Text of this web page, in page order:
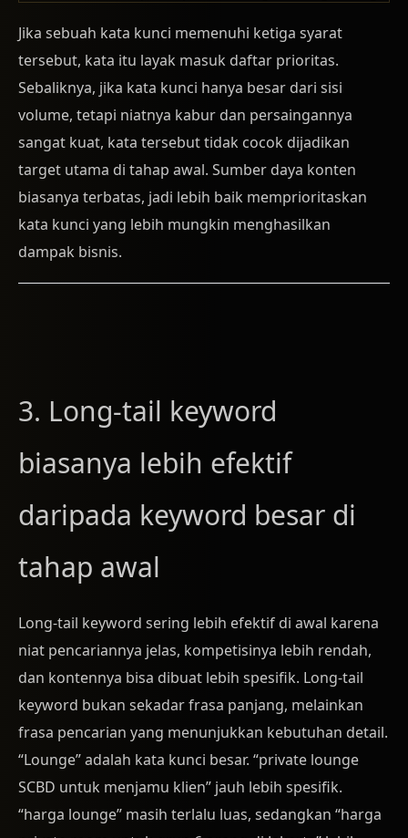
Jika sebuah kata kunci memenuhi ketiga syarat
tersebut, kata itu layak masuk daftar prioritas.
Sebaliknya, jika kata kunci hanya besar dari sisi
volume, tetapi niatnya kabur dan persaingannya
sangat kuat, kata tersebut tidak cocok dijadikan
target utama di tahap awal. Sumber daya konten
biasanya terbatas, jadi lebih baik memprioritaskan
kata kunci yang lebih mungkin menghasilkan
dampak bisnis.
3. Long-tail keyword
biasanya lebih efektif
daripada keyword besar di
tahap awal
Long-tail keyword sering lebih efektif di awal karena
niat pencariannya jelas, kompetisinya lebih rendah,
dan kontennya bisa dibuat lebih spesifik. Long-tail
keyword bukan sekadar frasa panjang, melainkan
frasa pencarian yang menunjukkan kebutuhan detail.
“Lounge” adalah kata kunci besar. “private lounge
SCBD untuk menjamu klien” jauh lebih spesifik.
“harga lounge” masih terlalu luas, sedangkan “harga